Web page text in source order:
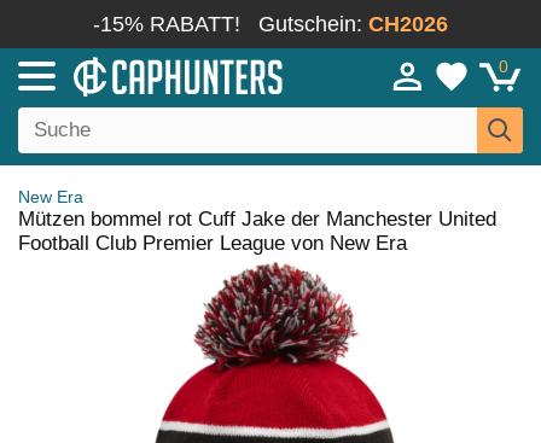
-15% RABATT! Gutschein: CH2026
0
New Era
Mützen bommel rot Cuff Jake der Manchester United
Football Club Premier League von New Era